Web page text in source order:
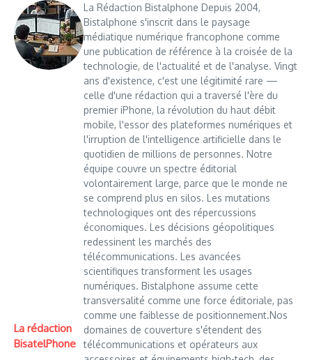
La rédaction
BisatelPhone
La Rédaction Bistalphone Depuis 2004,
Bistalphone s'inscrit dans le paysage
médiatique numérique francophone comme
une publication de référence à la croisée de la
technologie, de l'actualité et de l'analyse. Vingt
ans d'existence, c'est une légitimité rare —
celle d'une rédaction qui a traversé l'ère du
premier iPhone, la révolution du haut débit
mobile, l'essor des plateformes numériques et
l'irruption de l'intelligence artificielle dans le
quotidien de millions de personnes. Notre
équipe couvre un spectre éditorial
volontairement large, parce que le monde ne
se comprend plus en silos. Les mutations
technologiques ont des répercussions
économiques. Les décisions géopolitiques
redessinent les marchés des
télécommunications. Les avancées
scientifiques transforment les usages
numériques. Bistalphone assume cette
transversalité comme une force éditoriale, pas
comme une faiblesse de positionnement.Nos
domaines de couverture s'étendent des
télécommunications et opérateurs aux